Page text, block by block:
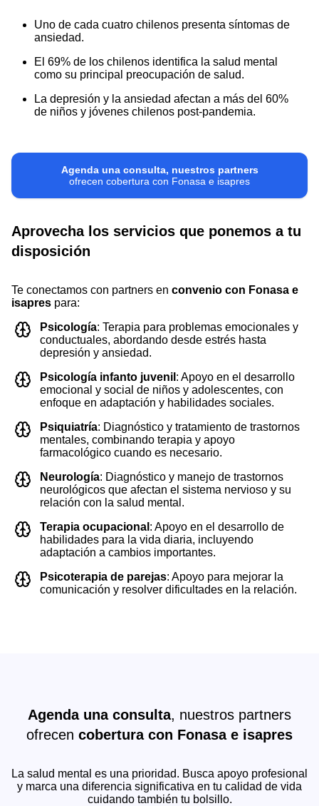
Uno de cada cuatro chilenos presenta síntomas de
ansiedad.
El 69% de los chilenos identifica la salud mental
como su principal preocupación de salud.
La depresión y la ansiedad afectan a más del 60%
de niños y jóvenes chilenos post-pandemia.
Agenda una consulta, nuestros partners
ofrecen cobertura con Fonasa e isapres
Aprovecha los servicios que ponemos a tu
disposición
Te conectamos con partners en convenio con Fonasa e
isapres para:
Psicología: Terapia para problemas emocionales y
conductuales, abordando desde estrés hasta
depresión y ansiedad.
Psicología infanto juvenil : Apoyo en el desarrollo
emocional y social de niños y adolescentes, con
enfoque en adaptación y habilidades sociales.
Psiquiatría: Diagnóstico y tratamiento de trastornos
mentales, combinando terapia y apoyo
farmacológico cuando es necesario.
Neurología: Diagnóstico y manejo de trastornos
neurológicos que afectan el sistema nervioso y su
relación con la salud mental.
Terapia ocupacional : Apoyo en el desarrollo de
habilidades para la vida diaria, incluyendo
adaptación a cambios importantes.
Psicoterapia de parejas: Apoyo para mejorar la
comunicación y resolver dificultades en la relación.
Agenda una consulta, nuestros partners
ofrecen cobertura con Fonasa e isapres
La salud mental es una prioridad. Busca apoyo profesional
y marca una diferencia significativa en tu calidad de vida
cuidando también tu bolsillo.